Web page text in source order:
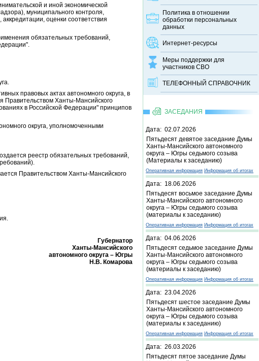
Политика в отношении
обработки персональных
данных
Интернет-ресурсы
Меры поддержки для
участников СВО
ТЕЛЕФОННЫЙ CПРАВОЧНИК
ЗАСЕДАНИЯ
Дата: 02.07.2026
Пятьдесят девятое заседание Думы
Ханты-Мансийского автономного
округа – Югры седьмого созыва
(Материалы к заседанию)
Оперативная информация Информация об итогах
Дата: 18.06.2026
Пятьдесят восьмое заседание Думы
Ханты-Мансийского автономного
округа – Югры седьмого созыва
(материалы к заседанию)
Оперативная информация Информация об итогах
Дата: 04.06.2026
Пятьдесят седьмое заседание Думы
Ханты-Мансийского автономного
округа – Югры седьмого созыва
(материалы к заседанию)
Оперативная информация Информация об итогах
Дата: 23.04.2026
Пятьдесят шестое заседание Думы
Ханты-Мансийского автономного
округа – Югры седьмого созыва
(материалы к заседанию)
Оперативная информация Информация об итогах
Дата: 26.03.2026
Пятьдесят пятое заседание Думы
и иной экономической
муниципального контроля,
оценки соответствия
обязательных требований,
правовых актах автономного округа, в
Правительством Ханты-Мансийского
в Российской Федерации" принципов
округа, уполномоченными
реестр обязательных требований,
Правительством Ханты-Мансийского
Губернатор
Ханты-Мансийского
автономного округа – Югры
Н.В. Комарова